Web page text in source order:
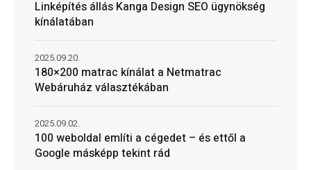
Linképítés állás Kanga Design SEO ügynökség
kínálatában
180×200 matrac kínálat a Netmatrac
Webáruház választékában
2025.09.20.
100 weboldal említi a cégedet – és ettől a
Google másképp tekint rád
2025.09.02.